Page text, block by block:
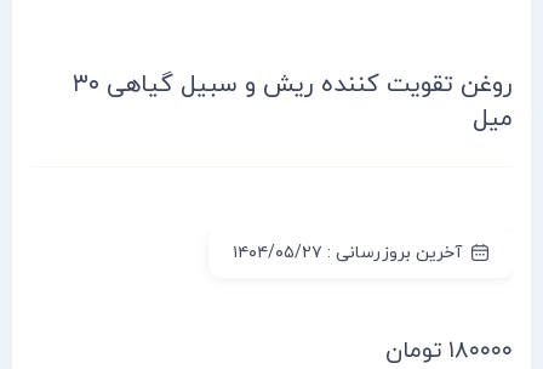
روغن تقویت کننده ریش و سبیل گیاهی ۳۰
میل
آخرین بروزرسانی : ۱۴۰۴/۰۵/۲۷
۱۸۰۰۰۰ تومان